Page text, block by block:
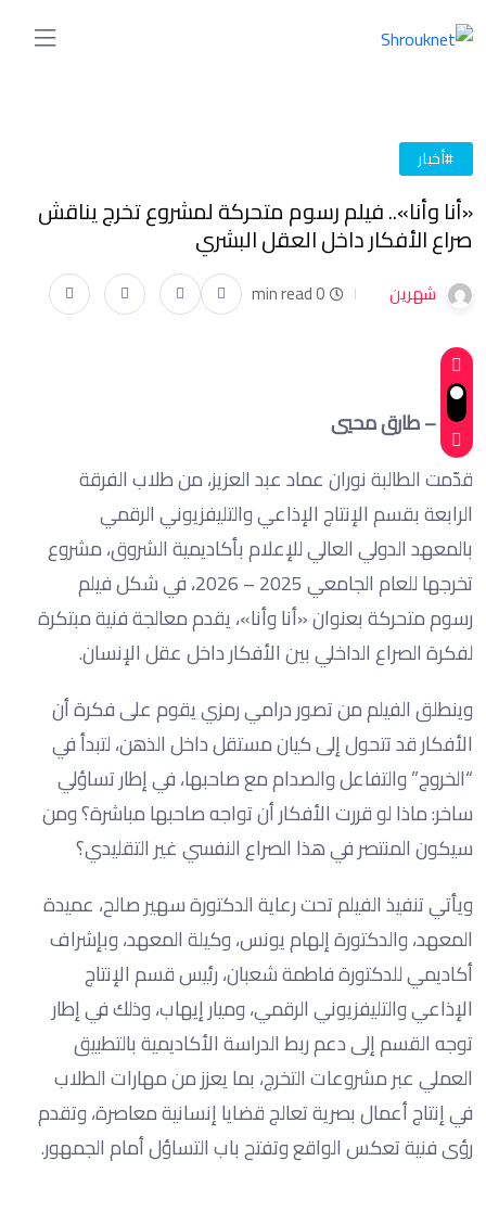
#أخبار
«أنا وأنا».. فيلم رسوم متحركة لمشروع تخرج يناقش
صراع الأفكار داخل العقل البشري
شهرين 0 min read
كتب – طارق محيي
قدّمت الطالبة نوران عماد عبد العزيز، من طلاب الفرقة
الرابعة بقسم الإنتاج الإذاعي والتليفزيوني الرقمي
بالمعهد الدولي العالي للإعلام بأكاديمية الشروق، مشروع
تخرجها للعام الجامعي 2025 – 2026، في شكل فيلم
رسوم متحركة بعنوان «أنا وأنا»، يقدم معالجة فنية مبتكرة
لفكرة الصراع الداخلي بين الأفكار داخل عقل الإنسان.
وينطلق الفيلم من تصور درامي رمزي يقوم على فكرة أن
الأفكار قد تتحول إلى كيان مستقل داخل الذهن، لتبدأ في
“الخروج” والتفاعل والصدام مع صاحبها، في إطار تساؤلي
ساخر: ماذا لو قررت الأفكار أن تواجه صاحبها مباشرة؟ ومن
سيكون المنتصر في هذا الصراع النفسي غير التقليدي؟
ويأتي تنفيذ الفيلم تحت رعاية الدكتورة سهير صالح، عميدة
المعهد، والدكتورة إلهام يونس، وكيلة المعهد، وبإشراف
أكاديمي للدكتورة فاطمة شعبان، رئيس قسم الإنتاج
الإذاعي والتليفزيوني الرقمي، وميار إيهاب، وذلك في إطار
توجه القسم إلى دعم ربط الدراسة الأكاديمية بالتطبيق
العملي عبر مشروعات التخرج، بما يعزز من مهارات الطلاب
في إنتاج أعمال بصرية تعالج قضايا إنسانية معاصرة، وتقدم
رؤى فنية تعكس الواقع وتفتح باب التساؤل أمام الجمهور.